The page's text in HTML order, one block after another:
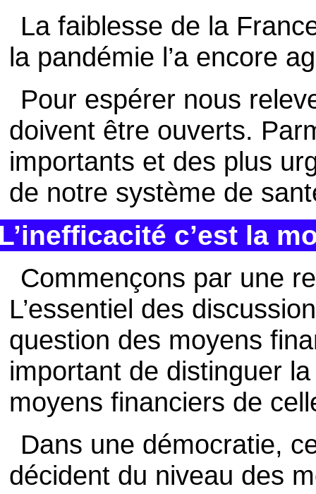
La faiblesse de la
la pandémie l’a encore
Pour espérer nous
doivent être ouverts.
importants et des plus
de notre système de
c’est la
Commençons par une
L’essentiel des
question des moyens
important de distinguer
moyens financiers de
Dans une démocratie,
décident du niveau des